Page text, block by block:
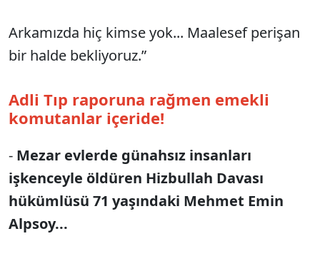
Arkamızda hiç kimse yok... Maalesef perişan
bir halde bekliyoruz.”
Adli Tıp raporuna rağmen emekli
komutanlar içeride!
- Mezar evlerde günahsız insanları
işkenceyle öldüren Hizbullah Davası
hükümlüsü 71 yaşındaki Mehmet Emin
Alpsoy...